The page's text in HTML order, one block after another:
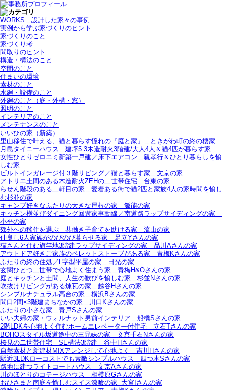
WORKS＿設計した家々の事例
実例から学ぶ家づくりのヒント
家づくりのこと
家づくり考
間取りのヒント
構造・構法のこと
空間のこと
住まいの環境
素材のこと
水廻・設備のこと
外廻のこと（庭・外構・窓）
照明のこと
インテリアのこと
メンテナンスのこと
いいひの家（新築）
里山移住で叶える、猫と暮らす憧れの『庭と家』＿ときがわ町の終の棲家
月島タイニーハウス＿建坪5.3木造耐火3階建/大人4人＆猫4匹が暮らす家
女性ひとりゼロエミ新築一戸建／床下エアコン＿親孝行＆ひとり暮らしを愉
しむ家
ビルトインガレージ付３階リビング／猫と暮らす家＿文京の家
アトリエ土間のある木造耐火ZEHの二世帯住宅＿台東の家
らせん階段のある二軒目の家＿愛着ある街で猫2匹と家族4人の家時間を愉し
む杉並の家
キャンプ好きなふたりの大きな屋根の家＿飯能の家
キッチン横並びダイニング回遊家事動線／南道路ラップサイディングの家＿
小平の家
郊外への移住を選ぶ＿共働き子育てを助ける家＿流山の家
仲良し6人家族がのびのび暮らせる家＿足立Yさんの家
猫さんと住む旗竿地3階建ラップサイディングの家＿品川Aさんの家
アウトドア好きご家族のペレットストーブがある家＿青梅Kさんの家
ふたりの終の住処／L字型平屋の家＿日光の家
玄関ひとつ二世帯で心地よく住まう家＿青梅H&Oさんの家
庭とキッチンと土間、人生の歓びを愉しむ家＿杉並Nさんの家
吹抜けリビングがある煉瓦の家＿越谷Hさんの家
シンプルナチュラル高台の家＿横浜Bさんの家
間口2間×3階建まちなかの家＿川口Kさんの家
ふたりの小さな家＿青戸Sさんの家
いい夫婦の家・ウォルナット男前インテリア＿船橋Sさんの家
2階LDKを心地よく住むホームエレベーター付住宅＿立石Tさんの家
BOHOスタイル坂道途中の三兄妹の家＿文京千石Nさんの家
桜見の二世帯住宅＿SE構法3階建＿谷中Hさんの家
自然素材と新建材MIXアレンジして心地よく＿吉川Hさんの家
駅近3LDKローコストでも素敵シンプルハウス＿四つ木Sさんの家
路地に建つライトコートハウス＿文京Aさんの家
川のほとりのコテージハウス＿相模原Gさんの家
おひさまと南庭を愉しむスイス漆喰の家_大宮Iさんの家